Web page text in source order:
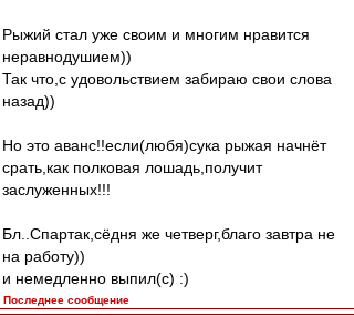
Рыжий стал уже своим и многим нравится
неравнодушием))
Так что,с удовольствием забираю свои слова
назад))
Но это аванс!!если(любя)сука рыжая начнёт
срать,как полковая лошадь,получит
заслуженных!!!
Бл..Спартак,сёдня же четверг,благо завтра не
на работу))
и немедленно выпил(с) :)
Последнее сообщение